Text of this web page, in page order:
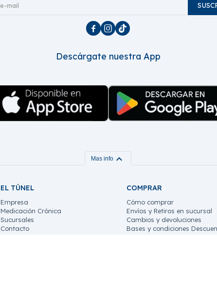
  
Descárgate nuestra App
Mas info expand_more
EL TÚNEL
Empresa
Medicación Crónica
Sucursales
Contacto
COMPRAR
Cómo comprar
Envíos y Retiros en sucursal
Cambios y devoluciones
Bases y condiciones